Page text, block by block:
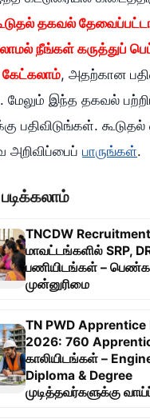
தகவல்
நீங்கள் கருத்துப்
, அதற்கான
இந்த தகவல்
பதிவிடுங்கள்.
அறிவிப்பைப் பாருங்கள்.
TNCDW
மாவட்டங்களில் SRP,
பணியிடங்கள் –
முன்னுரிமை
TN PWD
2026: 760
காலியிடங்கள் –
Diploma & Degree
முடித்தவர்களுக்கு